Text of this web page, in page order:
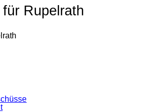
Rupelrath